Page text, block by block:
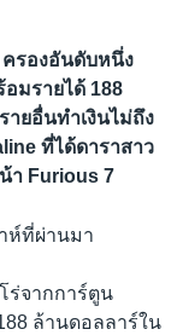
รองอันดับหนึ่ง
มรายได้ 188
ยอื่นทำเงินไม่ถึง
ที่ได้ดาราสาว
า Furious 7
ห์ที่ผ่านมา
ร่จากการ์ตูน
ล้านดอลลาร์ใน